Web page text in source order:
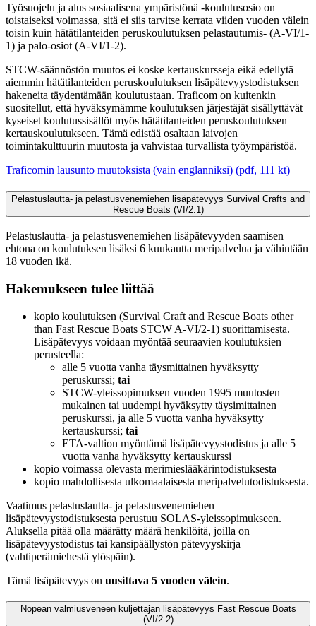
Työsuojelu ja alus sosiaalisena ympäristönä -koulutusosio on
toistaiseksi voimassa, sitä ei siis tarvitse kerrata viiden vuoden välein
toisin kuin hätätilanteiden peruskoulutuksen pelastautumis- (A-VI/1-
1) ja palo-osiot (A-VI/1-2).
STCW-säännöstön muutos ei koske kertauskursseja eikä edellytä
aiemmin hätätilanteiden peruskoulutuksen lisäpätevyystodistuksen
hakeneita täydentämään koulutustaan. Traficom on kuitenkin
suositellut, että hyväksymämme koulutuksen järjestäjät sisällyttävät
kyseiset koulutussisällöt myös hätätilanteiden peruskoulutuksen
kertauskoulutukseen. Tämä edistää osaltaan laivojen
toimintakulttuurin muutosta ja vahvistaa turvallista työympäristöä.
Traficomin lausunto muutoksista (vain englanniksi) (pdf, 111 kt)
Pelastuslautta- ja pelastusvenemiehen lisäpätevyys Survival Crafts and
Rescue Boats (VI/2.1)
Pelastuslautta- ja pelastusvenemiehen lisäpätevyyden saamisen
ehtona on koulutuksen lisäksi 6 kuukautta meripalvelua ja vähintään
18 vuoden ikä.
Hakemukseen tulee liittää
kopio koulutuksen (Survival Craft and Rescue Boats other
than Fast Rescue Boats STCW A-VI/2-1) suorittamisesta.
Lisäpätevyys voidaan myöntää seuraavien koulutuksien
perusteella:
alle 5 vuotta vanha täysmittainen hyväksytty
peruskurssi; tai
STCW-yleissopimuksen vuoden 1995 muutosten
mukainen tai uudempi hyväksytty täysimittainen
peruskurssi, ja alle 5 vuotta vanha hyväksytty
kertauskurssi; tai
ETA-valtion myöntämä lisäpätevyystodistus ja alle 5
vuotta vanha hyväksytty kertauskurssi
kopio voimassa olevasta merimieslääkärintodistuksesta
kopio mahdollisesta ulkomaalaisesta meripalvelutodistuksesta.
Vaatimus pelastuslautta- ja pelastusvenemiehen
lisäpätevyystodistuksesta perustuu SOLAS-yleissopimukseen.
Aluksella pitää olla määrätty määrä henkilöitä, joilla on
lisäpätevyystodistus tai kansipäällystön pätevyyskirja
(vahtiperämiehestä ylöspäin).
Tämä lisäpätevyys on uusittava 5 vuoden välein.
Nopean valmiusveneen kuljettajan lisäpätevyys Fast Rescue Boats
(VI/2.2)